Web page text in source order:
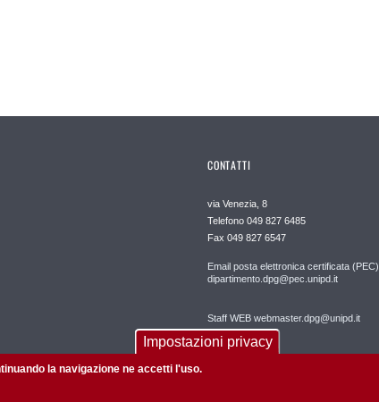
CONTATTI
via Venezia, 8
Telefono 049 827 6485
Fax 049 827 6547
Email posta elettronica certificata (PEC)
dipartimento.dpg@pec.unipd.it
Staff WEB webmaster.dpg@unipd.it
Impostazioni privacy
la navigazione ne accetti l'uso.